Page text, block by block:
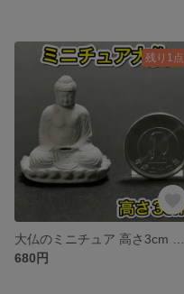
残り1点
680円